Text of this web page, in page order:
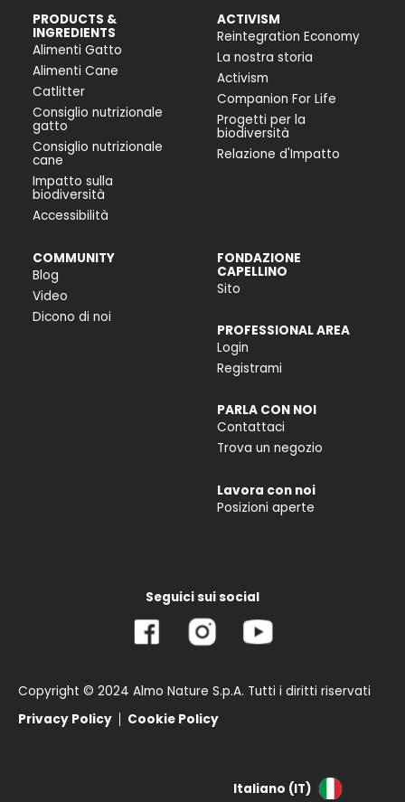
PRODUCTS &
INGREDIENTS
Alimenti Gatto
Alimenti Cane
Catlitter
Consiglio nutrizionale
gatto
Consiglio nutrizionale
cane
Impatto sulla
biodiversità
Accessibilità
ACTIVISM
Reintegration Economy
La nostra storia
Activism
Companion For Life
Progetti per la
biodiversità
Relazione d'Impatto
COMMUNITY
Blog
Video
Dicono di noi
FONDAZIONE
CAPELLINO
Sito
PROFESSIONAL AREA
Login
Registrami
PARLA CON NOI
Contattaci
Trova un negozio
Lavora con noi
Posizioni aperte
Seguici sui social
Copyright © 2024 Almo Nature S.p.A. Tutti i diritti riservati
Privacy Policy
Cookie Policy
Italiano (IT)